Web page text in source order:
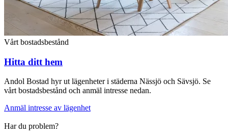
Vårt bostadsbestånd
Hitta ditt hem
Andol Bostad hyr ut lägenheter i städerna Nässjö och Sävsjö. Se
vårt bostadsbestånd och anmäl intresse nedan.
Anmäl intresse av lägenhet
Har du problem?